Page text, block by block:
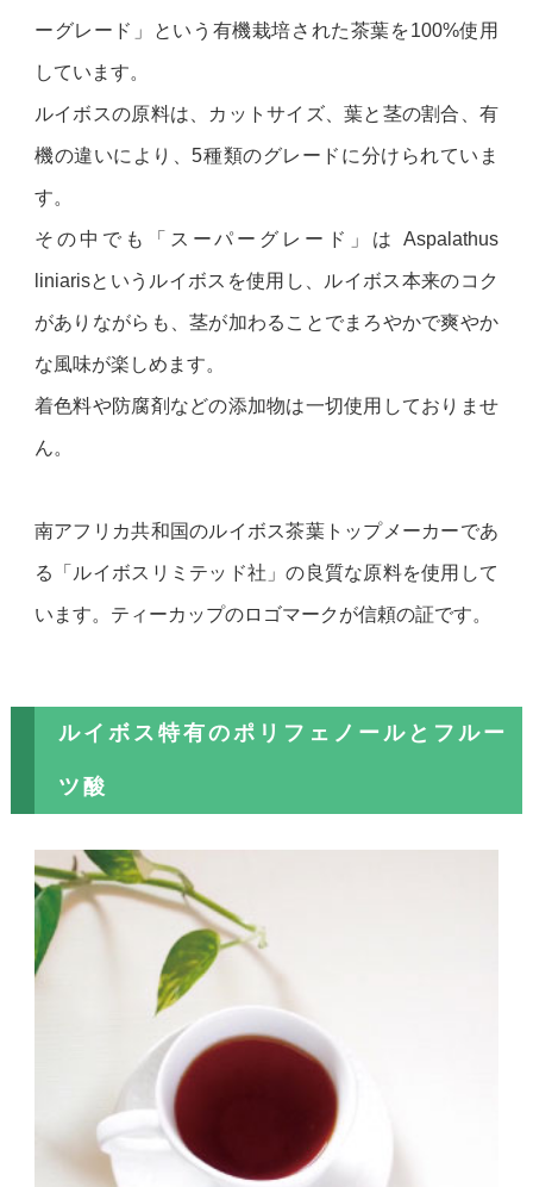
ーグレード」という有機栽培された茶葉を100%使用
しています。
ルイボスの原料は、カットサイズ、葉と茎の割合、有
機の違いにより、5種類のグレードに分けられていま
す。
その中でも「スーパーグレード」は Aspalathus
liniarisというルイボスを使用し、ルイボス本来のコク
がありながらも、茎が加わることでまろやかで爽やか
な風味が楽しめます。
着色料や防腐剤などの添加物は一切使用しておりませ
ん。
南アフリカ共和国のルイボス茶葉トップメーカーであ
る「ルイボスリミテッド社」の良質な原料を使用して
います。ティーカップのロゴマークが信頼の証です。
ルイボス特有のポリフェノールとフルー
ツ酸